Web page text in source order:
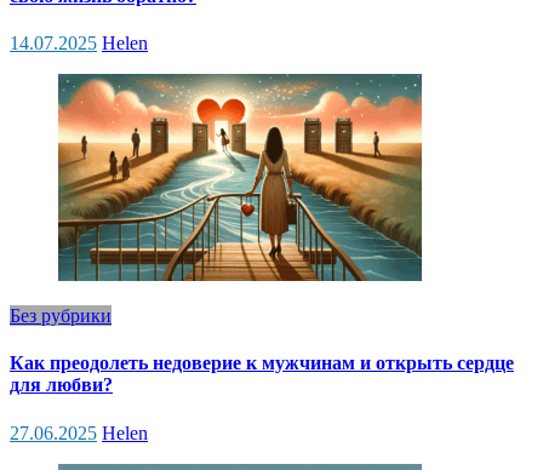
14.07.2025 Helen
Без рубрики
Как преодолеть недоверие к мужчинам и открыть сердце
для любви?
27.06.2025 Helen